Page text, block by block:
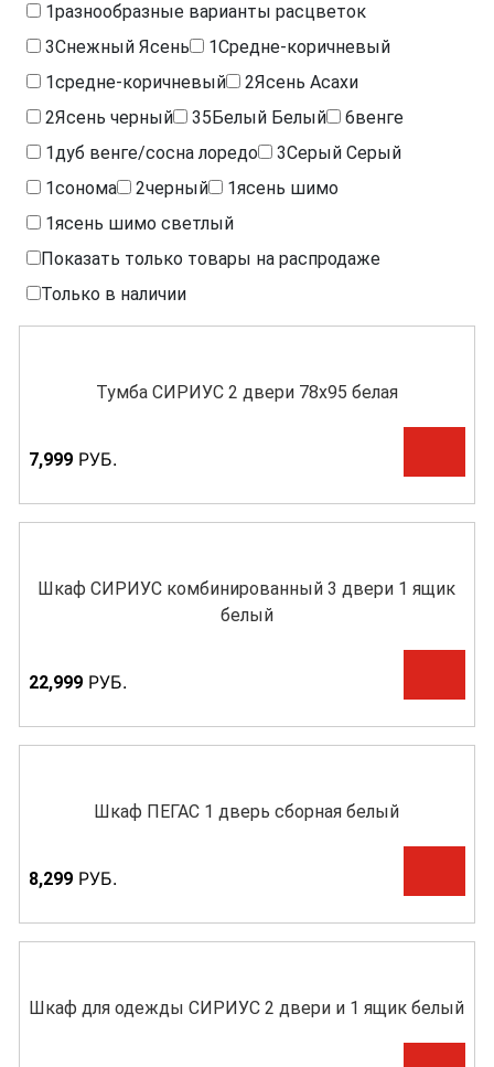
1разнообразные варианты расцветок
3Снежный Ясень 1Средне-коричневый
1средне-коричневый 2Ясень Асахи
2Ясень черный 35Белый Белый 6венге
1дуб венге/сосна лоредо 3Серый Серый
1сонома 2черный 1ясень шимо
1ясень шимо светлый
Показать только товары на распродаже
Только в наличии
Тумба СИРИУС 2 двери 78х95 белая
7,999 РУБ.
Шкаф СИРИУС комбинированный 3 двери 1 ящик
белый
22,999 РУБ.
Шкаф ПЕГАС 1 дверь сборная белый
8,299 РУБ.
Шкаф для одежды СИРИУС 2 двери и 1 ящик белый